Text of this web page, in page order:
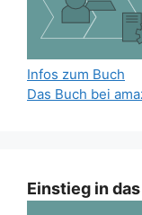
Infos zum Buch
Das Buch bei
Einstieg in